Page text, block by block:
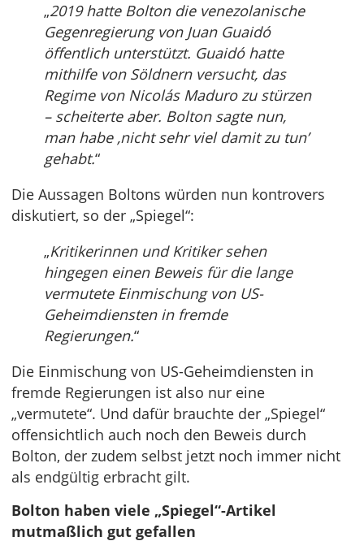
„2019 hatte Bolton die venezolanische
Gegenregierung von Juan Guaidó
öffentlich unterstützt. Guaidó hatte
mithilfe von Söldnern versucht, das
Regime von Nicolás Maduro zu stürzen
– scheiterte aber. Bolton sagte nun,
man habe ‚nicht sehr viel damit zu tun’
gehabt.“
Die Aussagen Boltons würden nun kontrovers
diskutiert, so der „Spiegel“:
„Kritikerinnen und Kritiker sehen
hingegen einen Beweis für die lange
vermutete Einmischung von US-
Geheimdiensten in fremde
Regierungen.“
Die Einmischung von US-Geheimdiensten in
fremde Regierungen ist also nur eine
„vermutete“. Und dafür brauchte der „Spiegel“
offensichtlich auch noch den Beweis durch
Bolton, der zudem selbst jetzt noch immer nicht
als endgültig erbracht gilt.
Bolton haben viele „Spiegel“-Artikel
mutmaßlich gut gefallen